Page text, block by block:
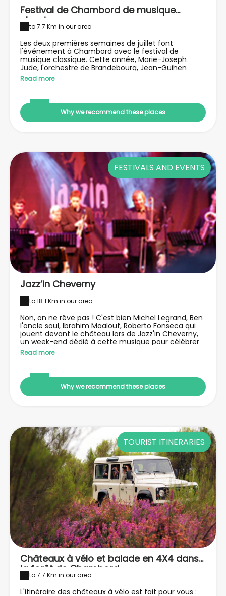
Festival de Chambord de musique
classique
to 7.7 Km in our area
Les deux premières semaines de juillet font
l'événement à Chambord avec le festival de
musique classique. Cette année, Marie-Joseph
Jude, l'orchestre de Brandebourg, Jean-Guihen
Queras, Edouard Ferlet… une très belle
programmation pour vivre le château en musique.
Read more
Why we recommend these places
FESTIVALS AND EVENTS
Jazz’in Cheverny
to 18.1 Km in our area
Non, on ne rêve pas ! C'est bien Michel Legrand, Ben
l'oncle soul, Ibrahim Maalouf, Roberto Fonseca qui
jouent devant le château lors de Jazz'in Cheverny,
un week-end dédié à cette musique pour célébrer
l'arrivée de l'été. Il y a même un off dès le jeudi dans
le village !
Read more
Why we recommend these places
TOURIST ITINERARIES
Châteaux à vélo et balade en 4X4 dans
la forêt de Chambord
to 7.7 Km in our area
L'itinéraire des châteaux à vélo est fait pour vous :